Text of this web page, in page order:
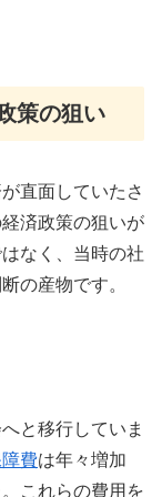
策の狙い
直面していたさ
済政策の狙いが
なく、当時の社
の産物です。
と移行していま
費は年々増加
これらの費用を